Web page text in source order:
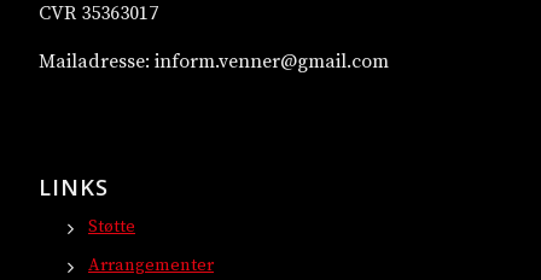
CVR 35363017
Mailadresse: inform.venner@gmail.com
LINKS
Støtte
Arrangementer